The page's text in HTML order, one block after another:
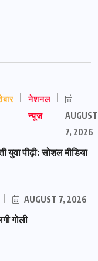
नेशनल
न्यूज़
AUGUST
7, 2026
पीढ़ी: सोशल मीडिया
AUGUST 7, 2026
गोली